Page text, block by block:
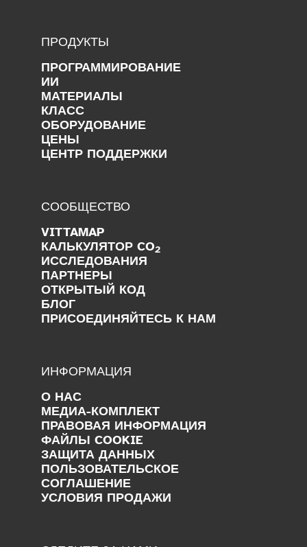
ПРОДУКТЫ
ПРОГРАММИРОВАНИЕ
ИИ
МАТЕРИАЛЫ
КЛАСС
ОБОРУДОВАНИЕ
ЦЕНЫ
ЦЕНТР ПОДДЕРЖКИ
СООБЩЕСТВО
VITTAMAP
КАЛЬКУЛЯТОР CO2
ИССЛЕДОВАНИЯ
ПАРТНЕРЫ
ОТКРЫТЫЙ КОД
БЛОГ
ПРИСОЕДИНЯЙТЕСЬ К НАМ
ИНФОРМАЦИЯ
О НАС
МЕДИА-КОМПЛЕКТ
ПРАВОВАЯ ИНФОРМАЦИЯ
ФАЙЛЫ COOKIE
ЗАЩИТА ДАННЫХ
ПОЛЬЗОВАТЕЛЬСКОЕ
СОГЛАШЕНИЕ
УСЛОВИЯ ПРОДАЖИ